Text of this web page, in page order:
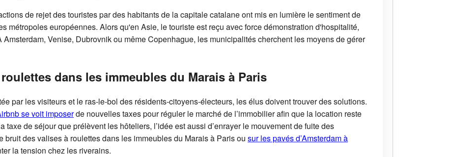
de rejet des touristes par des habitants de la capitale catalane ont mis en lumière le sentiment de
métropoles européennes. Alors qu'en Asie, le touriste est reçu avec force démonstration d'hospitalité,
Venise, Dubrovnik ou même Copenhague, les municipalités cherchent les moyens de gérer
dans les immeubles du Marais à Paris
par les visiteurs et le ras-le-bol des résidents-citoyens-électeurs, les élus doivent trouver des solutions.
se voit imposerde nouvelles taxes pour réguler le marché de l’immobilier afin que la location reste
taxe de séjour que prélèvent les hôteliers, l’idée est aussi d’enrayer le mouvement de fuite des
bruit des valises à roulettes dans les immeubles du Marais à Paris ou sur les pavés d’Amsterdam à
la tension chez les riverains.